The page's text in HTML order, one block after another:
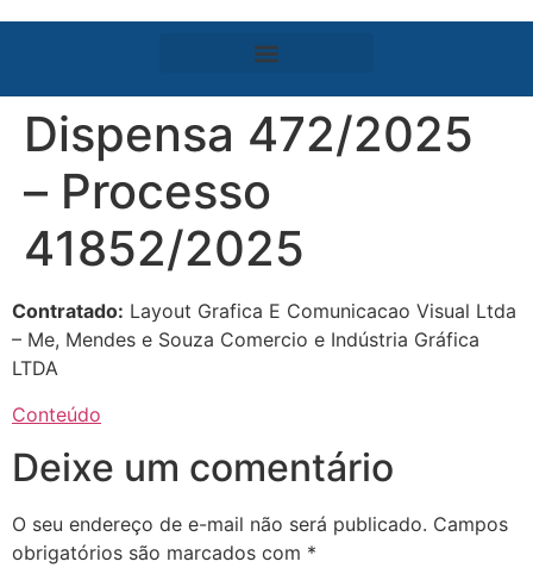
Dispensa 472/2025
– Processo
41852/2025
Contratado: Layout Grafica E Comunicacao Visual Ltda
– Me, Mendes e Souza Comercio e Indústria Gráfica
LTDA
Conteúdo
Deixe um comentário
O seu endereço de e-mail não será publicado. Campos
obrigatórios são marcados com *